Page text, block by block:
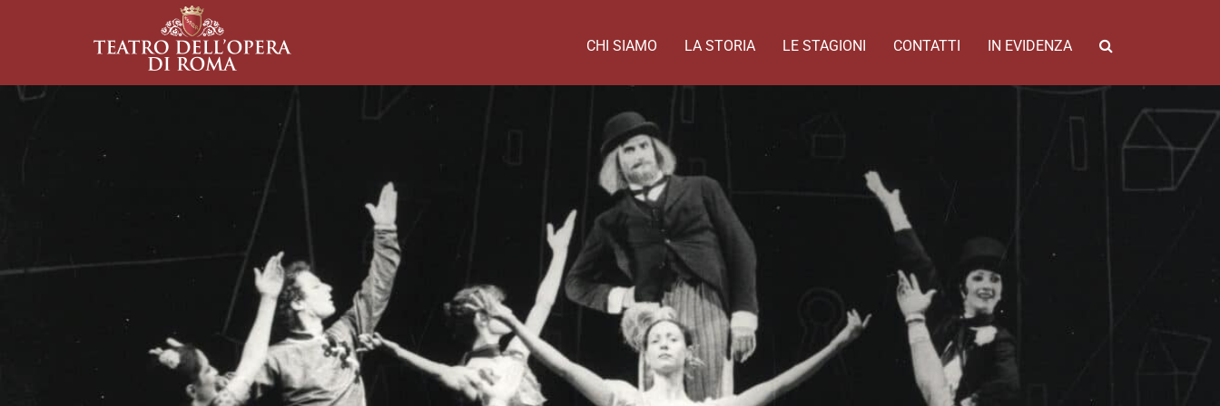
CHI SIAMO LA STORIA LE STAGIONI CONTATTI IN EVIDENZA